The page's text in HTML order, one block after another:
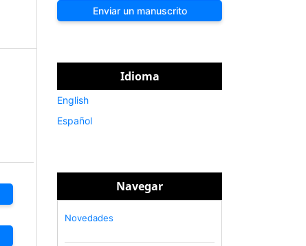
Enviar un manuscrito
Idioma
English
Español
Navegar
Novedades